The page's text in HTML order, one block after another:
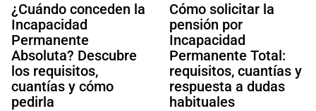
¿Cuándo conceden la
Incapacidad
Permanente
Absoluta? Descubre
los requisitos,
cuantías y cómo
pedirla
Cómo solicitar la
pensión por
Incapacidad
Permanente Total:
requisitos, cuantías y
respuesta a dudas
habituales